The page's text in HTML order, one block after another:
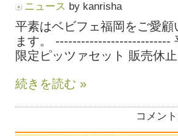
ニュース by kanrisha
平素はベビフェ福岡をご愛
ます。 ---------------------------
限定ピッツァセット 販売休
続きを読む »
コメン